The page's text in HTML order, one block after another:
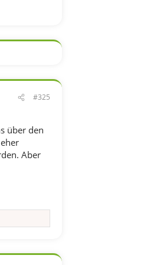
#325
über den
Aber